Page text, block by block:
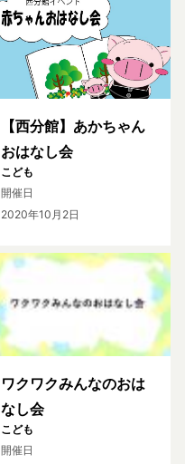
【西分館】あかちゃん
おはなし会
こども
開催日
2020年10月2日
ワクワクみんなのおは
なし会
こども
開催日